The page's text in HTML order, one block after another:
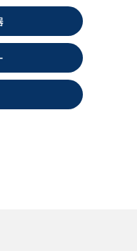
サーモスタット TSWN型
カタログダウンロード